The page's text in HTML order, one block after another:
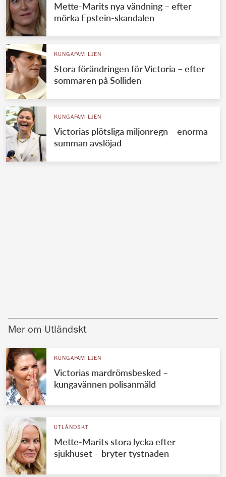
Mette-Marits nya vändning – efter
mörka Epstein-skandalen
KUNGAFAMILJEN
Stora förändringen för Victoria – efter
sommaren på Solliden
KUNGAFAMILJEN
Victorias plötsliga miljonregn – enorma
summan avslöjad
Mer om Utländskt
KUNGAFAMILJEN
Victorias mardrömsbesked –
kungavännen polisanmäld
UTLÄNDSKT
Mette-Marits stora lycka efter
sjukhuset – bryter tystnaden